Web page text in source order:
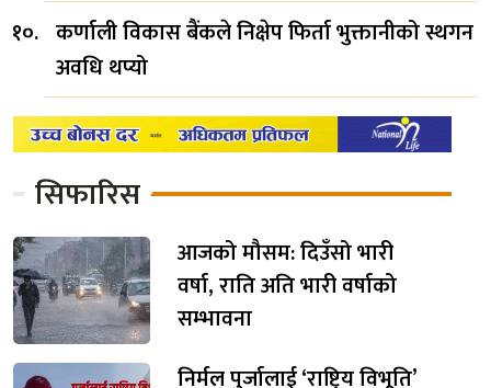
कर्णाली विकास बैंकले निक्षेप फिर्ता भुक्तानीको स्थगन
अवधि थप्यो
सिफारिस
आजको मौसम: दिउँसो भारी
वर्षा, राति अति भारी वर्षाको
सम्भावना
निर्मल पुर्जालाई ‘राष्ट्रिय विभूति’